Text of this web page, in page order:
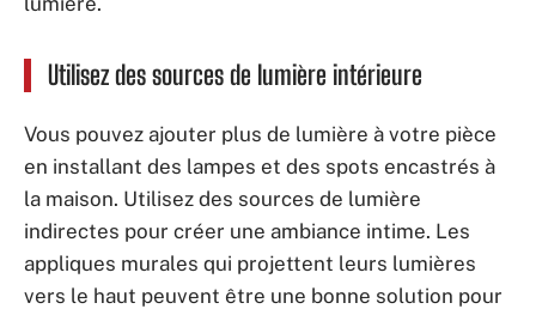
Utilisez des sources de lumière intérieure
Vous pouvez ajouter plus de lumière à votre pièce
en installant des lampes et des spots encastrés à
la maison. Utilisez des sources de lumière
indirectes pour créer une ambiance intime. Les
appliques murales qui projettent leurs lumières
vers le haut peuvent être une bonne solution pour